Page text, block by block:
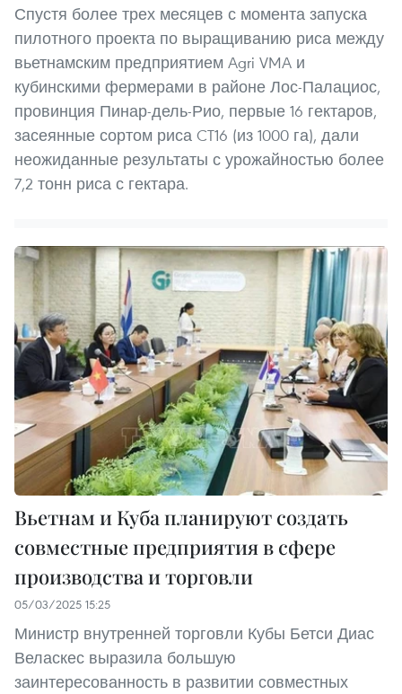
Спустя более трех месяцев с момента запуска
пилотного проекта по выращиванию риса между
вьетнамским предприятием Agri VMA и
кубинскими фермерами в районе Лос-Палациос,
провинция Пинар-дель-Рио, первые 16 гектаров,
засеянные сортом риса CT16 (из 1000 га), дали
неожиданные результаты с урожайностью более
7,2 тонн риса с гектара.
Вьетнам и Куба планируют создать
совместные предприятия в сфере
производства и торговли
05/03/2025 15:25
Министр внутренней торговли Кубы Бетси Диас
Веласкес выразила большую
заинтересованность в развитии совместных